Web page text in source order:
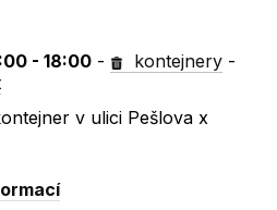
- 18:00 - kontejnery -
v ulici Pešlova x